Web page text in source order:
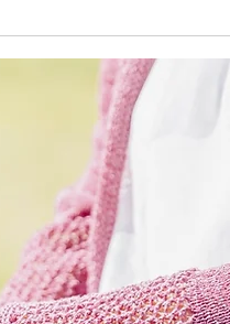
デイサービス 献立表